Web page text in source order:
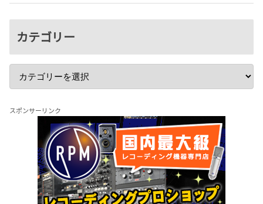
カテゴリー
スポンサーリンク